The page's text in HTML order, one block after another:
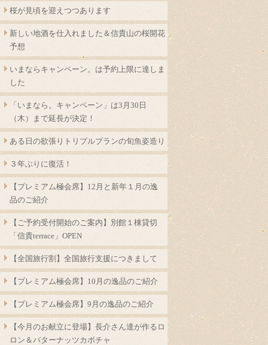
桜が見頃を迎えつつあります
新しい地酒を仕入れました＆信貴山の桜開花
予想
いまならキャンペーン。は予約上限に達しま
した
「いまなら。キャンペーン」は3月30日
（木）まで延長が決定！
ある日の欲張りトリプルプランの旬魚姿造り
３年ぶりに復活！
【プレミアム極会席】12月と新年１月の逸
品のご紹介
【ご予約受付開始のご案内】別館１棟貸切
「信貴terrace」OPEN
【全国旅行割】全国旅行支援につきまして
【プレミアム極会席】10月の逸品のご紹介
【プレミアム極会席】9月の逸品のご紹介
【今月のお献立に登場】長介さん達が作るロ
ロン＆バターナッツカボチャ